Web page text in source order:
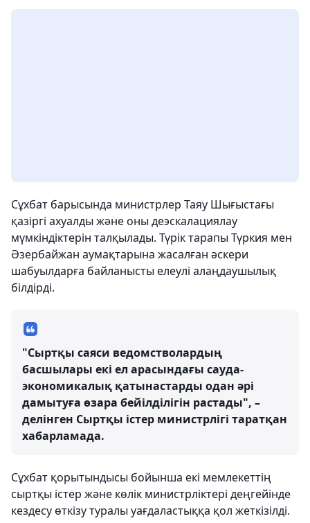
Сұхбат барысында министрлер Таяу Шығыстағы
қазіргі ахуалды және оны деэскалациялау
мүмкіндіктерін талқылады. Түрік тарапы Түркия мен
Әзербайжан аумақтарына жасалған әскери
шабуылдарға байланысты елеулі алаңдаушылық
білдірді.
"Сыртқы саяси ведомстволардың
басшылары екі ел арасындағы сауда-
экономикалық қатынастарды одан әрі
дамытуға өзара бейілділігін растады", –
делінген Сыртқы істер министрлігі таратқан
хабарламада.
Сұхбат қорытындысы бойынша екі мемлекеттің
сыртқы істер және көлік министрліктері деңгейінде
кездесу өткізу туралы уағдаластыққа қол жеткізілді.